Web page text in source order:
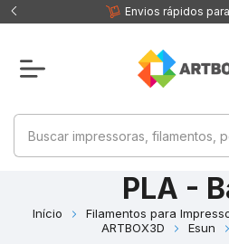
Envios rápidos
PLA -
Início
Filamentos para
ARTBOX3D
Esun